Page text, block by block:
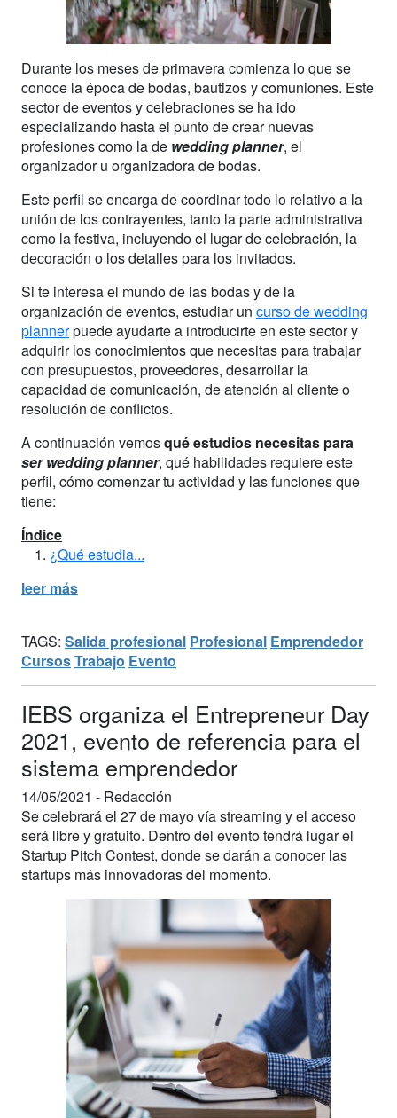
Durante los meses de primavera comienza lo que se
conoce la época de bodas, bautizos y comuniones. Este
sector de eventos y celebraciones se ha ido
especializando hasta el punto de crear nuevas
profesiones como la de wedding planner, el
organizador u organizadora de bodas.
Este perfil se encarga de coordinar todo lo relativo a la
unión de los contrayentes, tanto la parte administrativa
como la festiva, incluyendo el lugar de celebración, la
decoración o los detalles para los invitados.
Si te interesa el mundo de las bodas y de la
organización de eventos, estudiar un curso de wedding
plannerpuede ayudarte a introducirte en este sector y
adquirir los conocimientos que necesitas para trabajar
con presupuestos, proveedores, desarrollar la
capacidad de comunicación, de atención al cliente o
resolución de conflictos.
A continuación vemosqué estudios necesitas para
ser wedding planner, qué habilidades requiere este
perfil, cómo comenzar tu actividad y las funciones que
tiene:
Índice
¿Qué estudia...
leer más
TAGS: Salida profesional Profesional Emprendedor
CursosTrabajo Evento
IEBS organiza el Entrepreneur Day
2021, evento de referencia para el
sistema emprendedor
14/05/2021 - Redacción
Se celebrará el 27 de mayo vía streaming y el acceso
será libre y gratuito. Dentro del evento tendrá lugar el
Startup Pitch Contest, donde se darán a conocer las
startups más innovadoras del momento.